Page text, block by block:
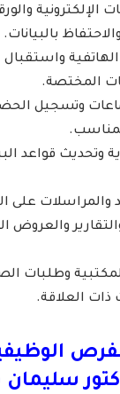
بالبيانات.
واستقبال
المختصة.
وتسجيل
وتحديث قواعد
والمراسلات على
والعروض
وطلبات
ذات العلاقة.
سليمان